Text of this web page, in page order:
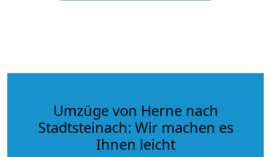
Umzüge von Herne nach
Stadtsteinach: Wir machen es
Ihnen leicht